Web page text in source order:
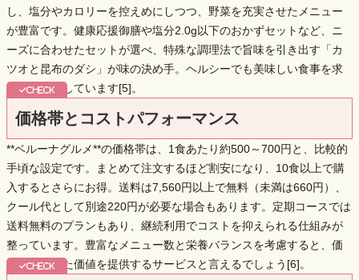
し、塩分やカロリーを控えめにしつつ、野菜を充実させたメニュー
が豊富です。健康応援御膳や塩分2.0g以下のおかずセットなど、ニ
ーズに合わせたセットが選べ、特殊な調理法で旨味を引き出す「カ
ツオと昆布のダシ」が味の決め手。ヘルシーでも美味しい食事を求
める方に適しています[5]。
価格帯とコストパフォーマンス
**ベルーナグルメ**の価格帯は、1食あたり約500～700円と、比較的
手頃な設定です。まとめて注文するほど割安になり、10食以上で購
入するとさらにお得。送料は7,560円以上で無料（未満は660円）、
クール代として別途220円が必要な場合もあります。定期コースでは
送料無料のプランもあり、 継続利用でコストを抑えられる仕組みが
整っています。豊富なメニュー数と栄養バランスを考慮すると、価
格に見合った価値を提供するサービスと言えるでしょう[6]。